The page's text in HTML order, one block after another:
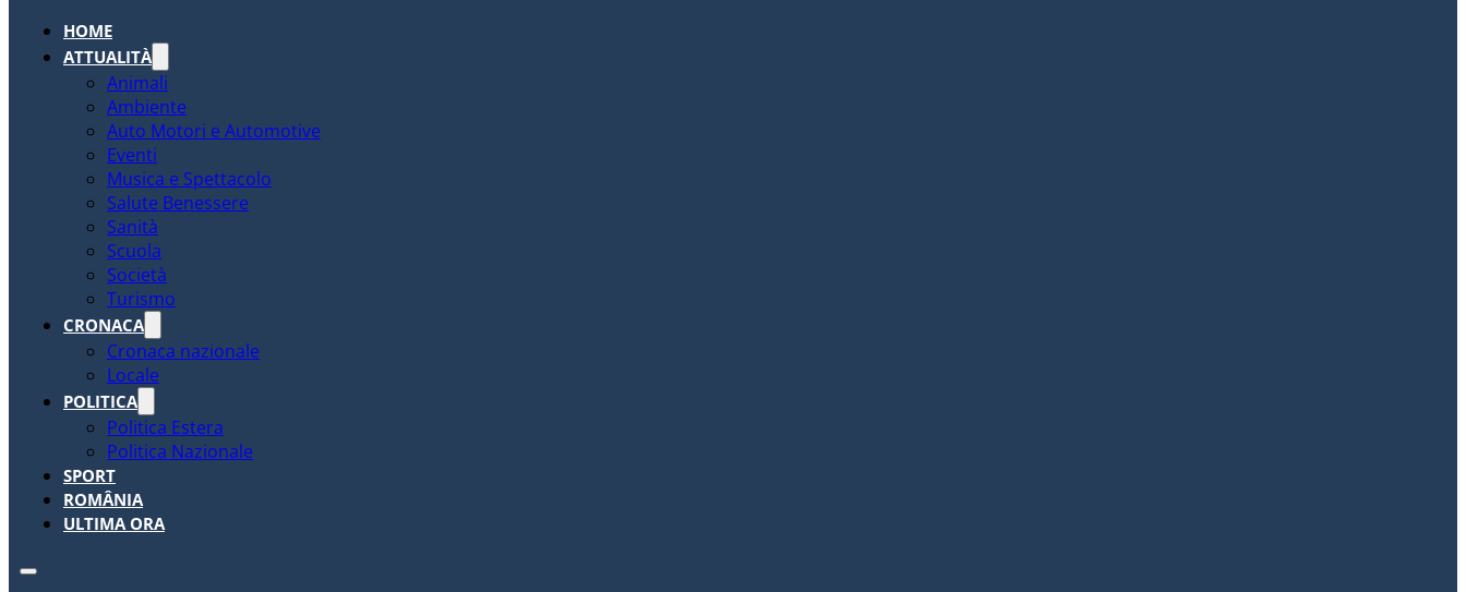
HOME
ATTUALITÀ
Animali
Ambiente
Auto Motori e Automotive
Eventi
Musica e Spettacolo
Salute Benessere
Sanità
Scuola
Società
Turismo
CRONACA
Cronaca nazionale
Locale
POLITICA
Politica Estera
Politica Nazionale
SPORT
ROMÂNIA
ULTIMA ORA